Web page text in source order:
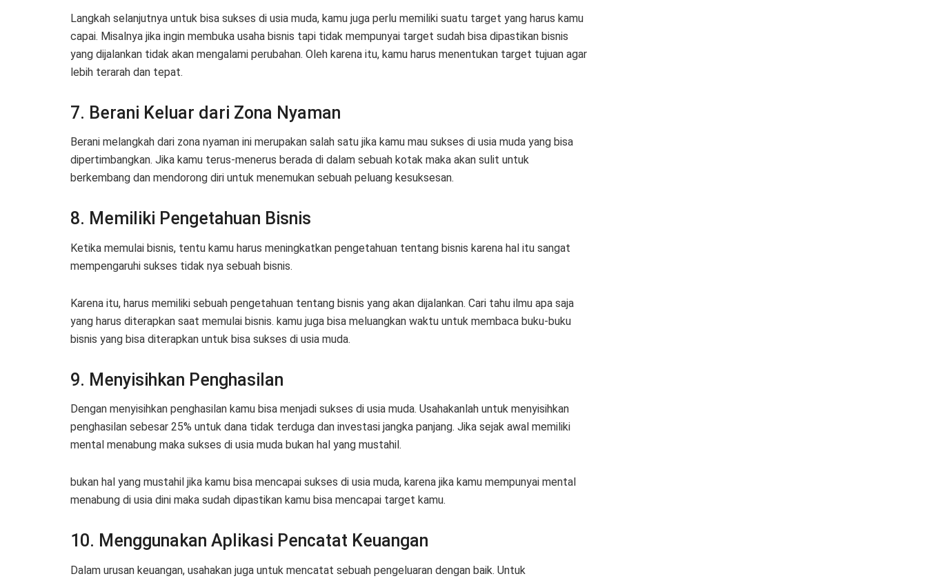
Langkah selanjutnya untuk bisa sukses di usia muda, kamu juga perlu memiliki suatu target yang harus kamu
capai. Misalnya jika ingin membuka usaha bisnis tapi tidak mempunyai target sudah bisa dipastikan bisnis
yang dijalankan tidak akan mengalami perubahan. Oleh karena itu, kamu harus menentukan target tujuan agar
lebih terarah dan tepat.
7. Berani Keluar dari Zona Nyaman
Berani melangkah dari zona nyaman ini merupakan salah satu jika kamu mau sukses di usia muda yang bisa
dipertimbangkan. Jika kamu terus-menerus berada di dalam sebuah kotak maka akan sulit untuk
berkembang dan mendorong diri untuk menemukan sebuah peluang kesuksesan.
8. Memiliki Pengetahuan Bisnis
Ketika memulai bisnis, tentu kamu harus meningkatkan pengetahuan tentang bisnis karena hal itu sangat
mempengaruhi sukses tidak nya sebuah bisnis.
Karena itu, harus memiliki sebuah pengetahuan tentang bisnis yang akan dijalankan. Cari tahu ilmu apa saja
yang harus diterapkan saat memulai bisnis. kamu juga bisa meluangkan waktu untuk membaca buku-buku
bisnis yang bisa diterapkan untuk bisa sukses di usia muda.
9. Menyisihkan Penghasilan
Dengan menyisihkan penghasilan kamu bisa menjadi sukses di usia muda. Usahakanlah untuk menyisihkan
penghasilan sebesar 25% untuk dana tidak terduga dan investasi jangka panjang. Jika sejak awal memiliki
mental menabung maka sukses di usia muda bukan hal yang mustahil.
bukan hal yang mustahil jika kamu bisa mencapai sukses di usia muda, karena jika kamu mempunyai mental
menabung di usia dini maka sudah dipastikan kamu bisa mencapai target kamu.
10. Menggunakan Aplikasi Pencatat Keuangan
Dalam urusan keuangan, usahakan juga untuk mencatat sebuah pengeluaran dengan baik. Untuk